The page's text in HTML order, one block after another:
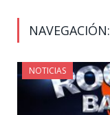
NAVEGACIÓN:
NOTICIAS